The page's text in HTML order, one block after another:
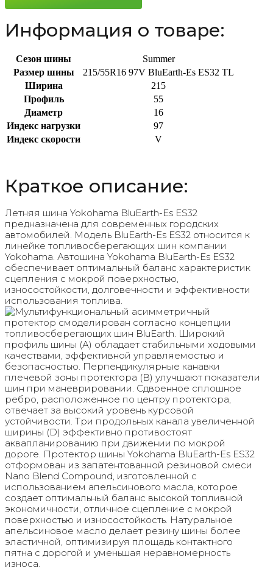
97V
Информация о товаре:
Сезон шины
Summer
Размер шины
215/55R16 97V BluEarth-Es ES32 TL
Ширина
215
Профиль
55
Диаметр
16
Индекс нагрузки
97
Индекс скорости
V
Краткое описание:
Летняя шина Yokohama BluEarth-Es ES32
предназначена для современных городских
автомобилей. Модель BluEarth-Es ES32 относится к
линейке топливосберегающих шин компании
Yokohama. Автошина Yokohama BluEarth-Es ES32
обеспечивает оптимальный баланс характеристик
сцепления с мокрой поверхностью,
износостойкости, долговечности и эффективности
использования топлива.
Мультифункциональный асимметричный
протектор смоделирован согласно концепции
топливосберегающих шин BluEarth. Широкий
профиль шины (А) обладает стабильными ходовыми
качествами, эффективной управляемостью и
безопасностью. Перпендикулярные канавки
плечевой зоны протектора (B) улучшают показатели
шин при маневрировании. Сдвоенное сплошное
ребро, расположенное по центру протектора,
отвечает за высокий уровень курсовой
устойчивости. Три продольных канала увеличенной
ширины (D) эффективно противостоят
аквапланированию при движении по мокрой
дороге. Протектор шины Yokohama BluEarth-Es ES32
отформован из запатентованной резиновой смеси
Nano Blend Compound, изготовленной с
использованием апельсинового масла, которое
создает оптимальный баланс высокой топливной
экономичности, отличное сцепление с мокрой
поверхностью и износостойкость. Натуральное
апельсиновое масло делает резину шины более
эластичной, оптимизируя площадь контактного
пятна с дорогой и уменьшая неравномерность
износа.